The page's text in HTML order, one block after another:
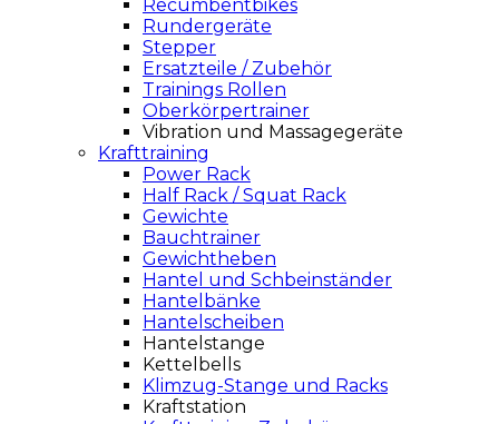
Recumbentbikes
Rundergeräte
Stepper
Ersatzteile / Zubehör
Trainings Rollen
Oberkörpertrainer
Vibration und Massagegeräte
Krafttraining
Power Rack
Half Rack / Squat Rack
Gewichte
Bauchtrainer
Gewichtheben
Hantel und Schbeinständer
Hantelbänke
Hantelscheiben
Hantelstange
Kettelbells
Klimzug-Stange und Racks
Kraftstation